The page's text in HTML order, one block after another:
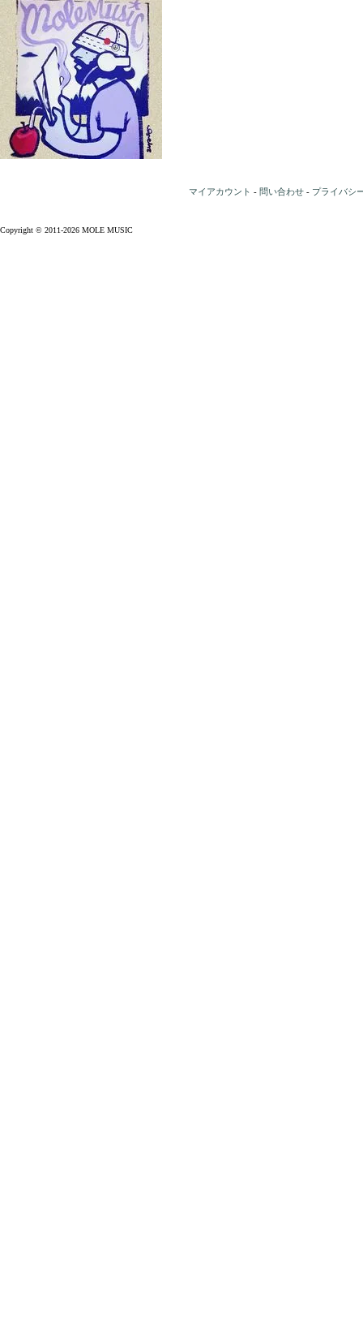
マイアカウント - 問い合わせ - プライバシ
Copyright © 2011-2026 MOLE MUSIC